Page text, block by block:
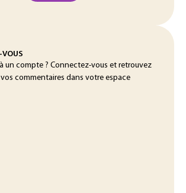
un compte ? Connectez-vous et retrouvez
commentaires dans votre espace